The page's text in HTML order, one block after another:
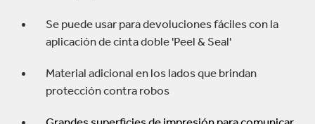
Se puede usar para devoluciones fáciles con la
aplicación de cinta doble 'Peel & Seal'
Material adicional en los lados que brindan
protección contra robos